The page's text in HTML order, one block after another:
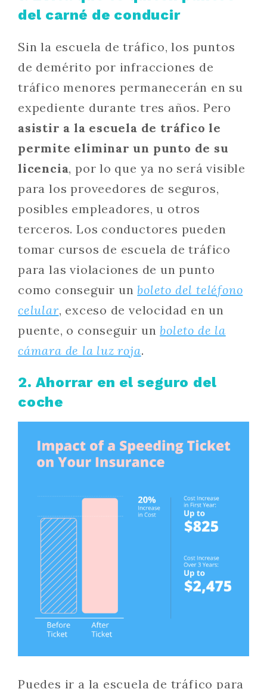
del carné de conducir
Sin la escuela de tráfico, los puntos
de demérito por infracciones de
tráfico menores permanecerán en su
expediente durante tres años. Pero
asistir a la escuela de tráfico le
permite eliminar un punto de su
licencia, por lo que ya no será visible
para los proveedores de seguros,
posibles empleadores, u otros
terceros. Los conductores pueden
tomar cursos de escuela de tráfico
para las violaciones de un punto
como conseguir unboleto del teléfono
celular, exceso de velocidad en un
puente, o conseguir unboleto de la
cámara de la luz roja.
2. Ahorrar en el seguro del
coche
Puedes ir a la escuela de tráfico para